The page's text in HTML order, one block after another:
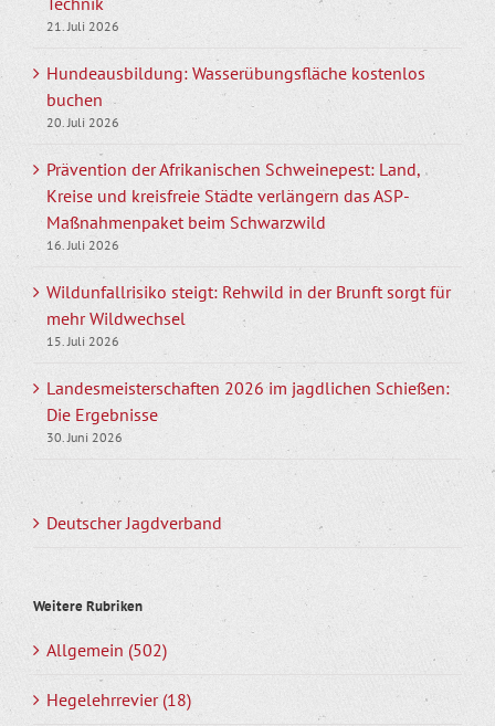
21. Juli 2026
Hundeausbildung: Wasserübungsfläche kostenlos
buchen
20. Juli 2026
Prävention der Afrikanischen Schweinepest: Land,
Kreise und kreisfreie Städte verlängern das ASP-
Maßnahmenpaket beim Schwarzwild
16. Juli 2026
Wildunfallrisiko steigt: Rehwild in der Brunft sorgt für
mehr Wildwechsel
15. Juli 2026
Landesmeisterschaften 2026 im jagdlichen Schießen:
Die Ergebnisse
30. Juni 2026
Deutscher Jagdverband
Weitere Rubriken
Allgemein (502)
Hegelehrrevier (18)